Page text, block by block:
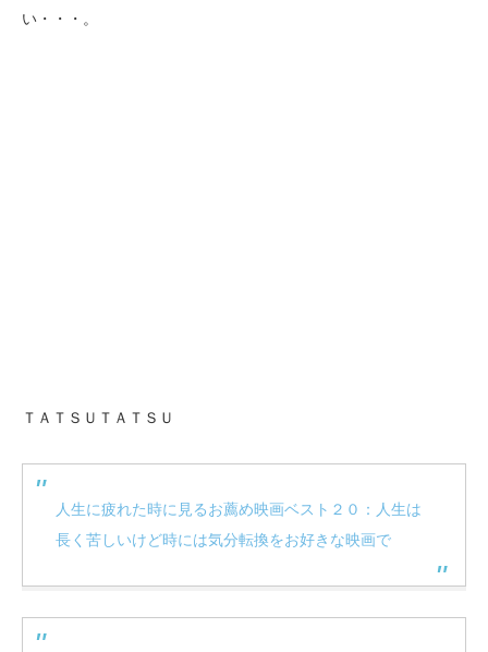
い・・・。
ＴＡＴＳＵＴＡＴＳＵ
人生に疲れた時に見るお薦め映画ベスト２０：人生は
長く苦しいけど時には気分転換をお好きな映画で